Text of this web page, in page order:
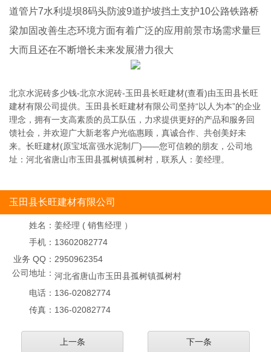
道管片7水利堤坝8码头防波9道护坡挡土支护10公路铁路桥
梁加固改善生态环境方面有着广泛的应用前景市场需求量巨
大而且还在不断增长未来发展潜力很大
北京水泥砖多少钱-北京水泥砖-玉田县长旺建材(查看)由玉田县长旺
建材有限公司提供。玉田县长旺建材有限公司坚持“以人为本”的企业
理念，拥有一支高素质的员工队伍，力求提供更好的产品和服务回
馈社会，并欢迎广大新老客户光临惠顾，真诚合作、共创美好未
来。长旺建材(原宝坻富强水泥制厂)——您可信赖的朋友，公司地
址：河北省唐山市玉田县孤树镇孤树村，联系人：姜经理。
玉田县长旺建材有限公司
姓名： 姜经理 ( 销售经理 ）
手机： 13602082774
业务 QQ： 2950962354
公司地址： 河北省唐山市玉田县孤树镇孤树村
电话： 136-02082774
传真： 136-02082774
上一条 下一条